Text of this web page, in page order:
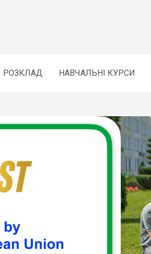
РОЗКЛАД НАВЧАЛЬНІ КУРСИ